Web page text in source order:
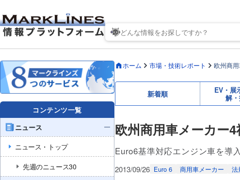
コンテンツ一覧
ニュース
ニュース・トップ
先週のニュース30
ホーム 市場・技術レポート 欧州商
新着順
EV・展
解
欧州商用車メーカー
Euro6基準対応エンジン車を導
2013/09/26 Euro 6 商用車メーカー 法